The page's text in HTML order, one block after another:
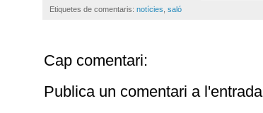
Etiquetes de comentaris: notícies, saló
Cap comentari:
Publica un comentari a l'entrada